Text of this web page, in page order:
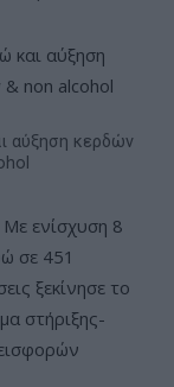
αύξηση κερδών